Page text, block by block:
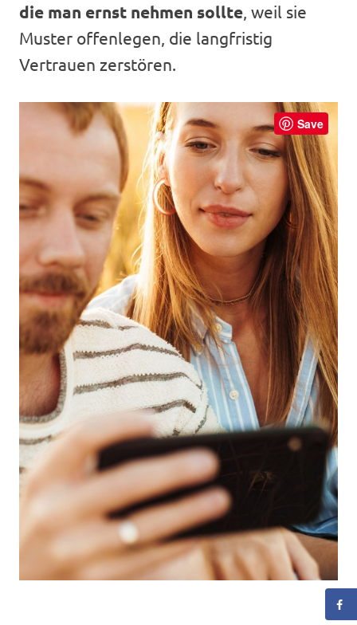
die man ernst nehmen sollte , weil sie
Muster offenlegen, die langfristig
Vertrauen zerstören.
Save